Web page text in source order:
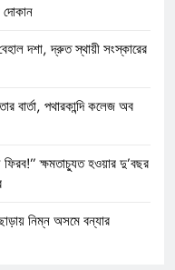
দশা, দ্রুত স্থায়ী সংস্কারের
বার্তা, পথারকান্দি কলেজ অব
ফিরব!” ক্ষমতাচ্যুত হওয়ার দু’বছর
নিম্ন অসমে বন্যার